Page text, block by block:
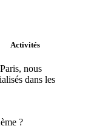
Activités
nous
dans les
?